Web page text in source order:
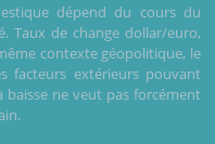
dépend du cours du
Taux de change dollar/euro,
contexte géopolitique, le
extérieurs pouvant
ne veut pas forcément